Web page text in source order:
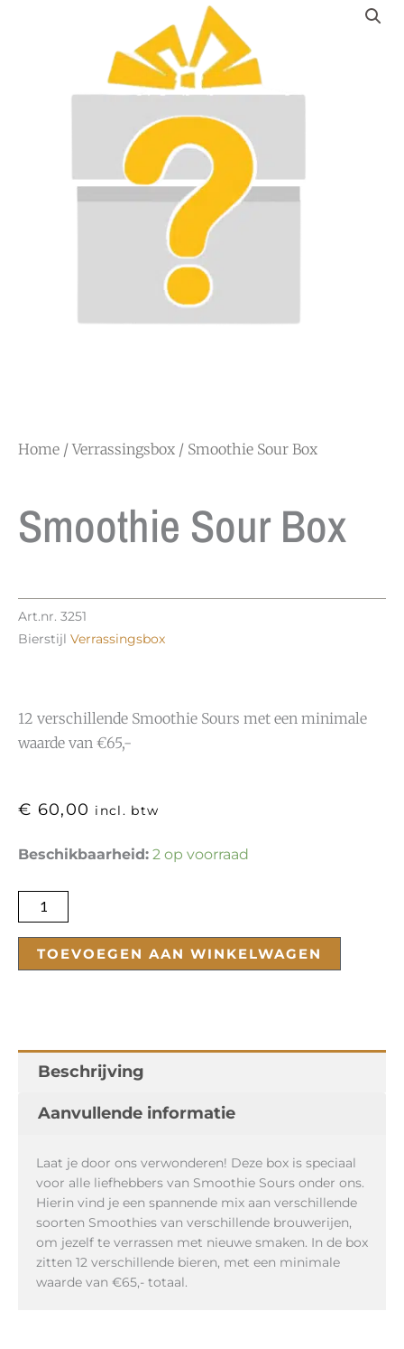
Home /Verrassingsbox / Smoothie Sour Box
Smoothie Sour Box
Art.nr. 3251
Bierstijl Verrassingsbox
12 verschillende Smoothie Sours met een minimale
waarde van €65,-
€ 60,00 incl. btw
Beschikbaarheid: 2 op voorraad
Smoothie
Box
aantal
TOEVOEGEN AAN WINKELWAGEN
Beschrijving
Aanvullende informatie
Laat je door ons verwonderen! Deze box is speciaal
voor alle liefhebbers van Smoothie Sours onder ons.
Hierin vind je een spannende mix aan verschillende
soorten Smoothies van verschillende brouwerijen,
om jezelf te verrassen met nieuwe smaken. In de box
zitten 12 verschillende bieren, met een minimale
waarde van €65,- totaal.